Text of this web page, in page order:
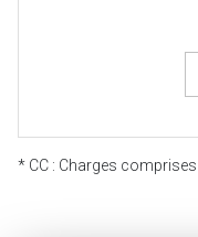
* CC : Charges comprises